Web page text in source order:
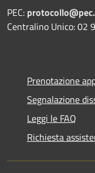
PEC:
Centralino Unico: 02
Prenotazione
Segnalazione
Leggi le FAQ
Richiesta